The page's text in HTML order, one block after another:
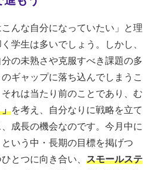
こんな自分になっていたい」と理
学生は多いでしょう。しかし、
の未熟さや克服すべき課題の多
ギャップに落ち込んでしまうこ
れは当たり前のことであり、む
」を考え、自分なりに戦略を立て
成長の機会なのです。今月中に
いう中・長期の目標を掲げつ
とつに向き合い、 スモールステ